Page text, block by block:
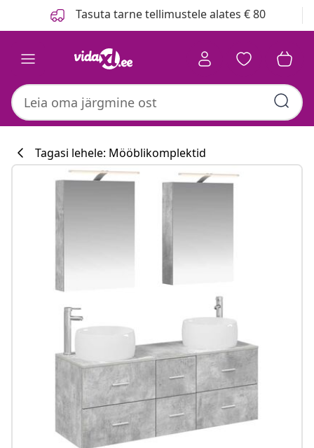
Tasuta tarne tellimustele alates € 80
Tagasi lehele: Mööblikomplektid